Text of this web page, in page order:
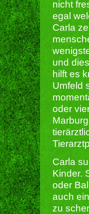
nicht
egal
Carla
und
hilft es
Umfeld
oder
Carla
Kinder.
oder
auch
zu